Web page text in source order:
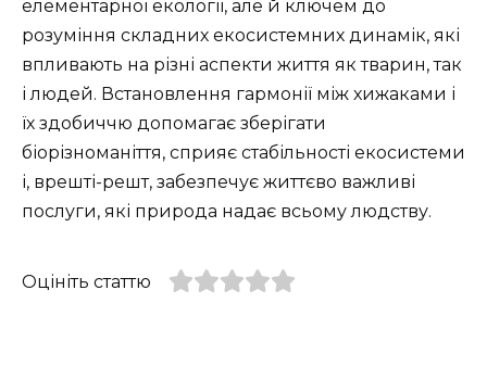
елементарної екології, але й ключем до
розуміння складних екосистемних динамік, які
впливають на різні аспекти життя як тварин, так
і людей. Встановлення гармонії між хижаками і
їх здобиччю допомагає зберігати
біорізноманіття, сприяє стабільності екосистеми
і, врешті-решт, забезпечує життєво важливі
послуги, які природа надає всьому людству.
Оцініть статтю